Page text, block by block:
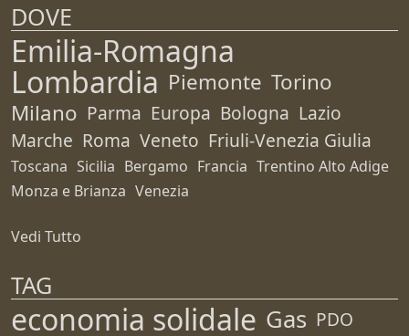
DOVE
Emilia-Romagna
Lombardia Piemonte Torino
Milano Parma Europa Bologna Lazio
Marche Roma Veneto Friuli-Venezia Giulia
Toscana Sicilia Bergamo Francia Trentino Alto Adige
Monza e Brianza Venezia
Vedi Tutto
TAG
economia solidale Gas PDO